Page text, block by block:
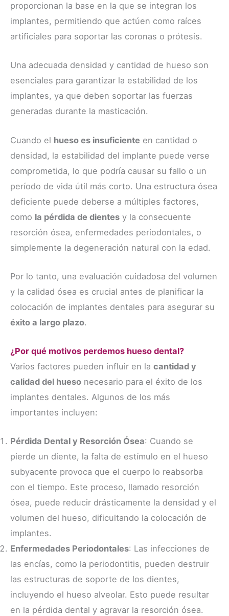
proporcionan la base en la que se integran los
implantes, permitiendo que actúen como raíces
artificiales para soportar las coronas o prótesis.
Una adecuada densidad y cantidad de hueso son
esenciales para garantizar la estabilidad de los
implantes, ya que deben soportar las fuerzas
generadas durante la masticación.
Cuando el hueso es insuficiente en cantidad o
densidad, la estabilidad del implante puede verse
comprometida, lo que podría causar su fallo o un
período de vida útil más corto. Una estructura ósea
deficiente puede deberse a múltiples factores,
como la pérdida de dientes y la consecuente
resorción ósea, enfermedades periodontales, o
simplemente la degeneración natural con la edad.
Por lo tanto, una evaluación cuidadosa del volumen
y la calidad ósea es crucial antes de planificar la
colocación de implantes dentales para asegurar su
éxito a largo plazo.
¿Por qué motivos perdemos hueso dental?
Varios factores pueden influir en la cantidad y
calidad del hueso necesario para el éxito de los
implantes dentales. Algunos de los más
importantes incluyen:
Pérdida Dental y Resorción Ósea: Cuando se
pierde un diente, la falta de estímulo en el hueso
subyacente provoca que el cuerpo lo reabsorba
con el tiempo. Este proceso, llamado resorción
ósea, puede reducir drásticamente la densidad y el
volumen del hueso, dificultando la colocación de
implantes.
Enfermedades Periodontales: Las infecciones de
las encías, como la periodontitis, pueden destruir
las estructuras de soporte de los dientes,
incluyendo el hueso alveolar. Esto puede resultar
en la pérdida dental y agravar la resorción ósea.